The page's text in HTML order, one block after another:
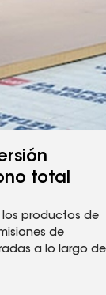
total
los productos de
de
a lo largo de